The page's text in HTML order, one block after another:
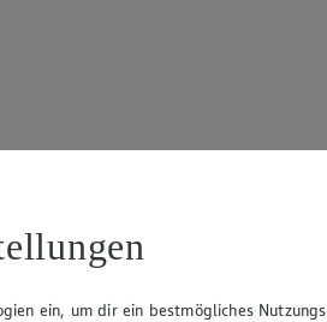
ein, um dir ein bestmögliches